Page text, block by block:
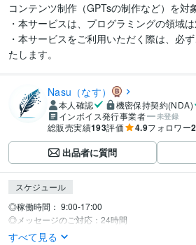
コンテンツ制作（GPTsの制作など）を対
・本サービスは、プログラミングの領域
・本サービスをご利用いただく際は、必
たします。
Nasu（なす）
本人確認
機密保持契約(NDA)
インボイス発行事業者
未登録
総販売実績193評価 4.9フォロワー
出品者に質問
スケジュール
◎稼働時間： 9:00-17:00
◎メッセージのご対応：24時間
すべて見る